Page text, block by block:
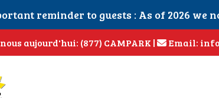
reminder to guests : As of 2026 we
aujourd'hui: (877) CAMPARK | Email: